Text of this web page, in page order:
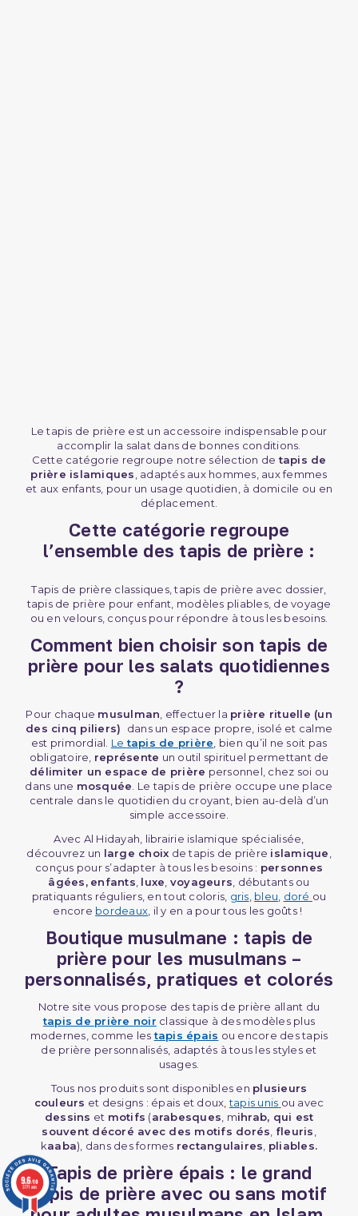
(1 avis)
Le tapis de prière est un accessoire indispensable pour
accomplir la salat dans de bonnes conditions.
Cette catégorie regroupe notre sélection detapis de
prière islamiques , adaptés aux hommes, aux femmes
et aux enfants, pour un usage quotidien, à domicile ou en
déplacement.
Cette catégorie regroupe
l’ensemble des tapis de prière :
Tapis de prière classiques, tapis de prière avec dossier,
tapis de prière pour enfant, modèles pliables, de voyage
ou en velours, conçus pour répondre à tous les besoins.
Comment bien choisir son tapis de
prière pour les salats quotidiennes
?
Pour chaque musulman , effectuer la prière rituelle (un
des cinq piliers)
dans un espace propre, isolé et calme
est primordial. Letapis de prière , bien qu’il ne soit pas
obligatoire, représente un outil spirituel permettant de
délimiter un espace de prière personnel, chez soi ou
dans une mosquée . Le tapis de prière occupe une place
centrale dans le quotidien du croyant, bien au-delà d’un
simple accessoire.
Avec Al Hidayah, librairie islamique spécialisée,
découvrez un large choix de tapis de prière islamique
conçus pour s’adapter à tous les besoins : personnes
âgées, enfants luxe voyageurs , débutants ou
pratiquants réguliers, en tout coloris, gris bleu doré ou
encore bordeaux , il y en a pour tous les goûts !
Boutique musulmane : tapis de
prière pour les musulmans –
personnalisés, pratiques et colorés
Notre site vous propose des tapis de prière allant du
tapis de prière noir classique à des modèles plus
modernes, comme lestapis épais ou encore des tapis
de prière personnalisés, adaptés à tous les styles et
usages.
Tous nos produits sont disponibles en plusieurs
couleurs et designs : épais et doux,tapis unis ou avec
dessins et motifs (arabesques , mihrab, qui est
souvent décoré avec des motifs dorés fleuris
kaaba), dans des formes rectangulaires pliables.
Tapis de prière épais : le grand
tapis de prière avec ou sans motif
9.6/10
3771 avis